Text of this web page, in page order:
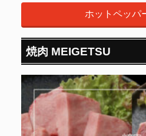
ホットペッパ
焼肉 MEIGETSU